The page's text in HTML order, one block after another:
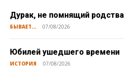
Дурак, не помнящий родства
БЫВАЕТ... 07/08/2026
Юбилей ушедшего времени
ИСТОРИЯ 07/08/2026